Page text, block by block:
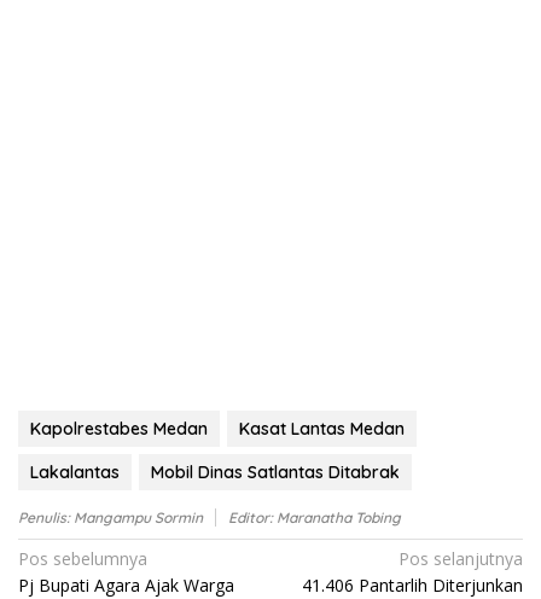
Kapolrestabes Medan
Kasat Lantas Medan
Lakalantas
Mobil Dinas Satlantas Ditabrak
Penulis: Mangampu Sormin Editor: Maranatha Tobing
Navigasi
Pos sebelumnya
Pj Bupati Agara Ajak Warga
Pos selanjutnya
41.406 Pantarlih Diterjunkan